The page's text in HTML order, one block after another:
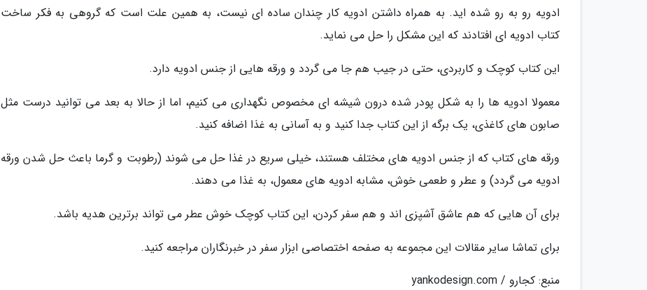
ادویه رو به رو شده اید. به همراه داشتن ادویه کار چندان ساده ای نیست، به همین علت است که گروهی به فکر ساخت
کتاب ادویه ای افتادند که این مشکل را حل می نماید.
این کتاب کوچک و کاربردی، حتی در جیب هم جا می گردد و ورقه هایی از جنس ادویه دارد.
معمولا ادویه ها را به شکل پودر شده درون شیشه ای مخصوص نگهداری می کنیم، اما از حالا به بعد می توانید درست مثل
صابون های کاغذی، یک برگه از این کتاب جدا کنید و به آسانی به غذا اضافه کنید.
ورقه های کتاب که از جنس ادویه های مختلف هستند، خیلی سریع در غذا حل می شوند (رطوبت و گرما باعث حل شدن ورقه
ادویه می گردد) و عطر و طعمی خوش، مشابه ادویه های معمول، به غذا می دهند.
برای آن هایی که هم عاشق آشپزی اند و هم سفر کردن، این کتاب کوچک خوش عطر می تواند برترین هدیه باشد.
برای تماشا سایر مقالات این مجموعه به صفحه اختصاصی ابزار سفر در خبرنگاران مراجعه کنید.
منبع: کجارو / yankodesign.com